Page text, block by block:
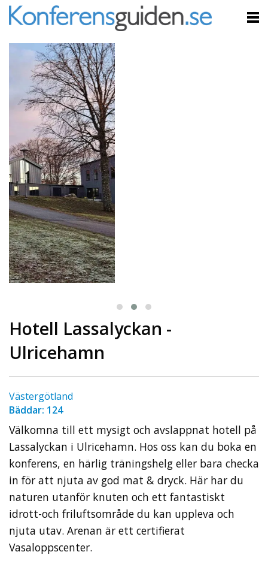
Hotell Lassalyckan -
Ulricehamn
Västergötland
Bäddar: 124
Välkomna till ett mysigt och avslappnat hotell på
Lassalyckan i Ulricehamn. Hos oss kan du boka en
konferens, en härlig träningshelg eller bara checka
in för att njuta av god mat & dryck. Här har du
naturen utanför knuten och ett fantastiskt
idrott-och friluftsområde du kan uppleva och
njuta utav. Arenan är ett certifierat
Vasaloppscenter.